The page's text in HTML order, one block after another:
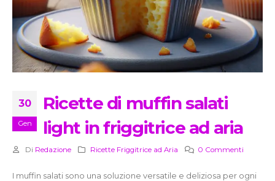
30
Gen
Ricette di muffin salati
light in friggitrice ad aria
Di Redazione Ricette Friggitrice ad Aria 0 Commenti
I muffin salati sono una soluzione versatile e deliziosa per ogni